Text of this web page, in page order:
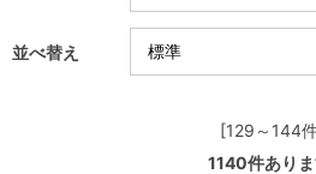
並べ替え
[129～144
1140件あり